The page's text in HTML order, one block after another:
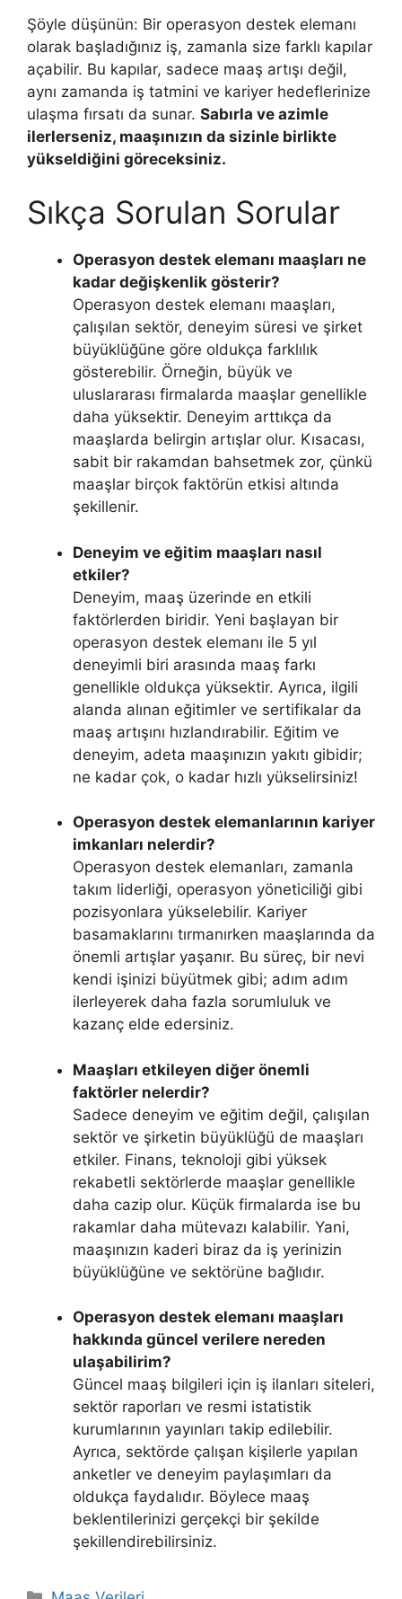
Şöyle düşünün: Bir operasyon destek elemanı
olarak başladığınız iş, zamanla size farklı kapılar
açabilir. Bu kapılar, sadece maaş artışı değil,
aynı zamanda iş tatmini ve kariyer hedeflerinize
ulaşma fırsatı da sunar. Sabırla ve azimle
ilerlerseniz, maaşınızın da sizinle birlikte
yükseldiğini göreceksiniz.
Sıkça Sorulan Sorular
Operasyon destek elemanı maaşları ne
kadar değişkenlik gösterir?
Operasyon destek elemanı maaşları,
çalışılan sektör, deneyim süresi ve şirket
büyüklüğüne göre oldukça farklılık
gösterebilir. Örneğin, büyük ve
uluslararası firmalarda maaşlar genellikle
daha yüksektir. Deneyim arttıkça da
maaşlarda belirgin artışlar olur. Kısacası,
sabit bir rakamdan bahsetmek zor, çünkü
maaşlar birçok faktörün etkisi altında
şekillenir.
Deneyim ve eğitim maaşları nasıl
etkiler?
Deneyim, maaş üzerinde en etkili
faktörlerden biridir. Yeni başlayan bir
operasyon destek elemanı ile 5 yıl
deneyimli biri arasında maaş farkı
genellikle oldukça yüksektir. Ayrıca, ilgili
alanda alınan eğitimler ve sertifikalar da
maaş artışını hızlandırabilir. Eğitim ve
deneyim, adeta maaşınızın yakıtı gibidir;
ne kadar çok, o kadar hızlı yükselirsiniz!
Operasyon destek elemanlarının kariyer
imkanları nelerdir?
Operasyon destek elemanları, zamanla
takım liderliği, operasyon yöneticiliği gibi
pozisyonlara yükselebilir. Kariyer
basamaklarını tırmanırken maaşlarında da
önemli artışlar yaşanır. Bu süreç, bir nevi
kendi işinizi büyütmek gibi; adım adım
ilerleyerek daha fazla sorumluluk ve
kazanç elde edersiniz.
Maaşları etkileyen diğer önemli
faktörler nelerdir?
Sadece deneyim ve eğitim değil, çalışılan
sektör ve şirketin büyüklüğü de maaşları
etkiler. Finans, teknoloji gibi yüksek
rekabetli sektörlerde maaşlar genellikle
daha cazip olur. Küçük firmalarda ise bu
rakamlar daha mütevazı kalabilir. Yani,
maaşınızın kaderi biraz da iş yerinizin
büyüklüğüne ve sektörüne bağlıdır.
Operasyon destek elemanı maaşları
hakkında güncel verilere nereden
ulaşabilirim?
Güncel maaş bilgileri için iş ilanları siteleri,
sektör raporları ve resmi istatistik
kurumlarının yayınları takip edilebilir.
Ayrıca, sektörde çalışan kişilerle yapılan
anketler ve deneyim paylaşımları da
oldukça faydalıdır. Böylece maaş
beklentilerinizi gerçekçi bir şekilde
şekillendirebilirsiniz.
Kategoriler